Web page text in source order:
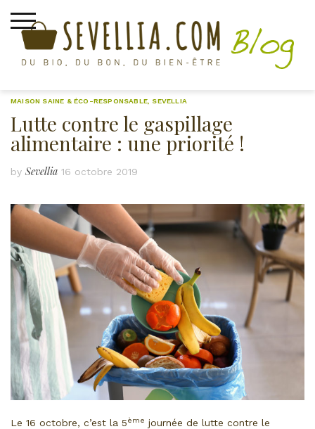
content
MAISON SAINE & ÉCO-RESPONSABLE SEVELLIA
Lutte contre le gaspillage
alimentaire : une priorité !
by Sevellia 16 octobre 2019
Le 16 octobre, c’est la 5ème journée de lutte contre le